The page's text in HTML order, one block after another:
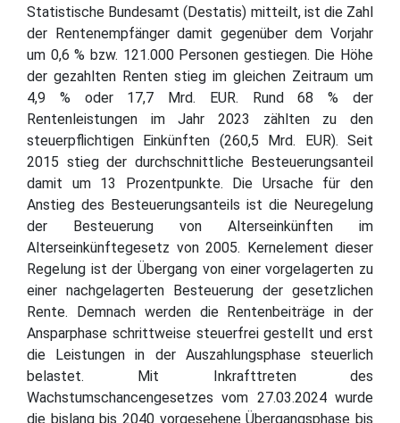
Statistische Bundesamt (Destatis) mitteilt, ist die Zahl
der Rentenempfänger damit gegenüber dem Vorjahr
um 0,6 % bzw. 121.000 Personen gestiegen. Die Höhe
der gezahlten Renten stieg im gleichen Zeitraum um
4,9 % oder 17,7 Mrd. EUR. Rund 68 % der
Rentenleistungen im Jahr 2023 zählten zu den
steuerpflichtigen Einkünften (260,5 Mrd. EUR). Seit
2015 stieg der durchschnittliche Besteuerungsanteil
damit um 13 Prozentpunkte. Die Ursache für den
Anstieg des Besteuerungsanteils ist die Neuregelung
der Besteuerung von Alterseinkünften im
Alterseinkünftegesetz von 2005. Kernelement dieser
Regelung ist der Übergang von einer vorgelagerten zu
einer nachgelagerten Besteuerung der gesetzlichen
Rente. Demnach werden die Rentenbeiträge in der
Ansparphase schrittweise steuerfrei gestellt und erst
die Leistungen in der Auszahlungsphase steuerlich
belastet. Mit Inkrafttreten des
Wachstumschancengesetzes vom 27.03.2024 wurde
die bislang bis 2040 vorgesehene Übergangsphase bis